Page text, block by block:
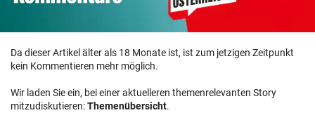
Da dieser Artikel älter als 18 Monate ist, ist zum jetzigen Zeitpunkt
kein Kommentieren mehr möglich.
Wir laden Sie ein, bei einer aktuelleren themenrelevanten Story
mitzudiskutieren:Themenübersicht.